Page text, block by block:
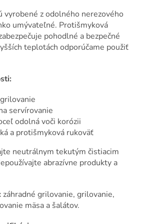
vyrobené z odolného nerezového
umývateľné. Protišmyková
pohodlné a bezpečné
teplotách odporúčame použiť
servírovanie
odolná voči korózii
a protišmyková rukoväť
neutrálnym tekutým čistiacim
abrazívne produkty a
záhradné grilovanie, grilovanie,
mäsa a šalátov.